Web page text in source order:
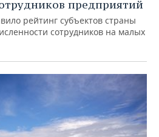
предприятий
рейтинг субъектов страны
сотрудников на малых